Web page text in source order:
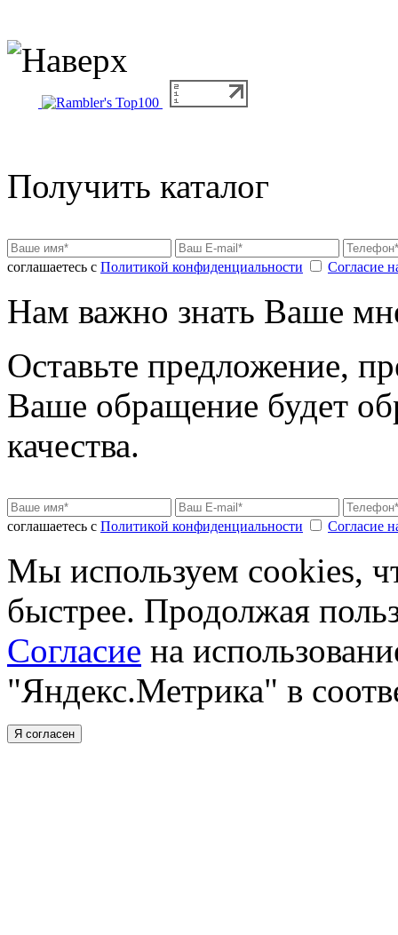
Получить каталог
соглашаетесь с Политикой конфиденциальности Согласие
Нам важно знать Ваше
Оставьте предложение,
Ваше обращение будет
качества.
соглашаетесь с Политикой конфиденциальности Согласие
Мы используем cookies,
быстрее. Продолжая
Cогласие на
"Яндекс.Метрика" в
Я согласен